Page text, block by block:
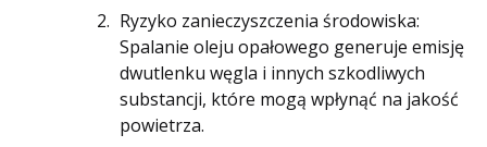
Ryzyko zanieczyszczenia środowiska:
Spalanie oleju opałowego generuje emisję
dwutlenku węgla i innych szkodliwych
substancji, które mogą wpłynąć na jakość
powietrza.